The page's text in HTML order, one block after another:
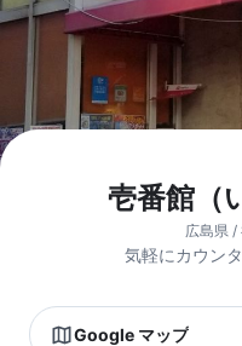
壱番館（
広島県 /
気軽にカウン
Google マップ